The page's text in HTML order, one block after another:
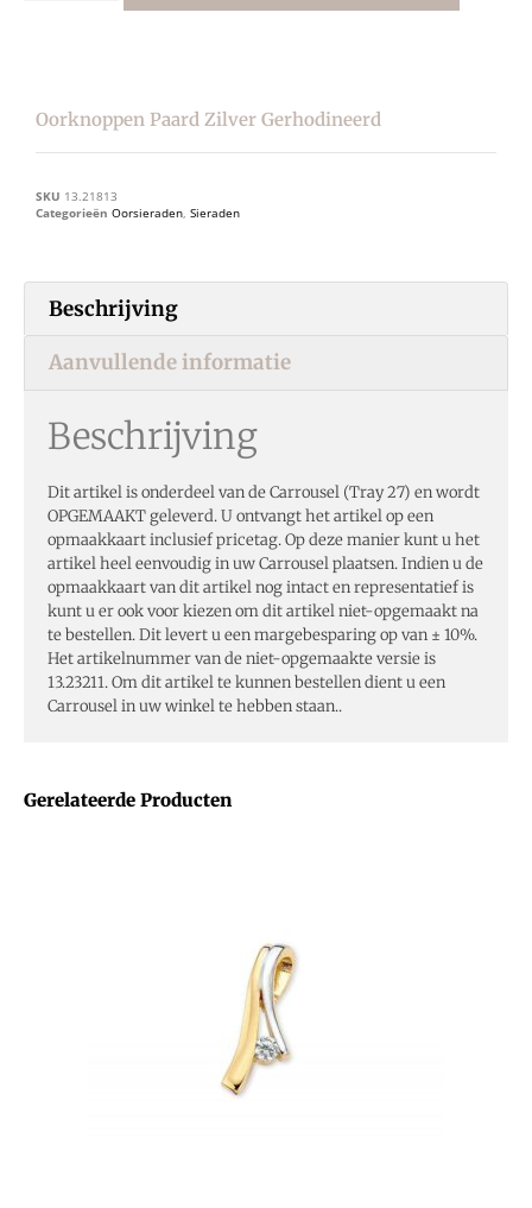
Gerelateerde Producten
Oorknoppen Paard Zilver Gerhodineerd
SKU 13.21813
Categorieën Oorsieraden, Sieraden
Beschrijving
Aanvullende informatie
Beschrijving
Dit artikel is onderdeel van de Carrousel (Tray 27) en wordt
OPGEMAAKT geleverd. U ontvangt het artikel op een
opmaakkaart inclusief pricetag. Op deze manier kunt u het
artikel heel eenvoudig in uw Carrousel plaatsen. Indien u de
opmaakkaart van dit artikel nog intact en representatief is
kunt u er ook voor kiezen om dit artikel niet-opgemaakt na
te bestellen. Dit levert u een margebesparing op van ± 10%.
Het artikelnummer van de niet-opgemaakte versie is
13.23211. Om dit artikel te kunnen bestellen dient u een
Carrousel in uw winkel te hebben staan..